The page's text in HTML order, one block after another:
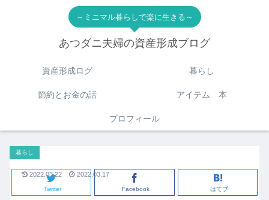
～ミニマル暮らしで楽に生きる～
あつダニ夫婦の資産形成ブログ
資産形成ログ 暮らし
節約とお金の話 アイテム 本
プロフィール
暮らし
Twitter Facebook はてブ
2022.03.22 2022.03.17